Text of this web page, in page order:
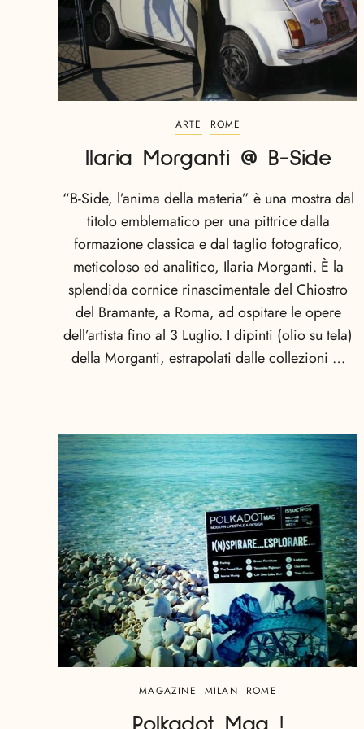
ARTE ROME
Ilaria Morganti @ B-Side
“B-Side, l’anima della materia” è una mostra dal
titolo emblematico per una pittrice dalla
formazione classica e dal taglio fotografico,
meticoloso ed analitico, Ilaria Morganti. È la
splendida cornice rinascimentale del Chiostro
del Bramante, a Roma, ad ospitare le opere
dell’artista fino al 3 Luglio. I dipinti (olio su tela)
della Morganti, estrapolati dalle collezioni …
MAGAZINE MILAN ROME